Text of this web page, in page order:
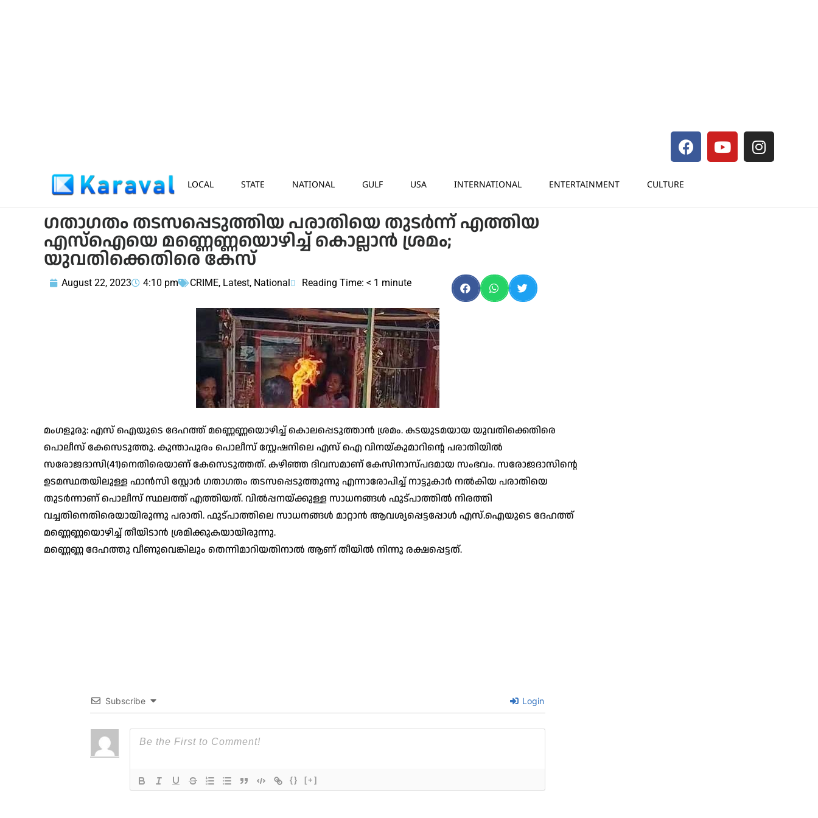
LOCAL STATE NATIONAL GULF USA INTERNATIONAL ENTERTAINMENT CULTURE
ഗതാഗതം തടസപ്പെടുത്തിയ പരാതിയെ തുടര്‍ന്ന് എത്തിയ
എസ്ഐയെ മണ്ണെണ്ണയൊഴിച്ച് കൊല്ലാന്‍ ശ്രമം;
യുവതിക്കെതിരെ കേസ്
August 22, 2023 4:10 pm CRIME, Latest, National Reading Time: < 1 minute
മംഗളൂരു: എസ് ഐയുടെ ദേഹത്ത് മണ്ണെണ്ണയൊഴിച്ച് കൊലപ്പെടുത്താന്‍ ശ്രമം. കടയുടമയായ യുവതിക്കെതിരെ
പൊലീസ് കേസെടുത്തു. കുന്താപുരം പൊലീസ് സ്റ്റേഷനിലെ എസ് ഐ വിനയ്കുമാറിന്റെ പരാതിയില്‍
സരോജദാസി(41)നെതിരെയാണ് കേസെടുത്തത്. കഴിഞ്ഞ ദിവസമാണ് കേസിനാസ്പദമായ സംഭവം. സരോജദാസിന്റെ
ഉടമസ്ഥതയിലുള്ള ഫാന്‍സി സ്റ്റോര്‍ ഗതാഗതം തടസപ്പെടുത്തുന്നു എന്നാരോപിച്ച് നാട്ടുകാര്‍ നല്‍കിയ പരാതിയെ
തുടര്‍ന്നാണ് പൊലീസ് സ്ഥലത്ത് എത്തിയത്. വില്‍പ്പനയ്ക്കുള്ള സാധനങ്ങള്‍ ഫുട്പാത്തില്‍ നിരത്തി
വച്ചതിനെതിരെയായിരുന്നു പരാതി. ഫുട്പാത്തിലെ സാധനങ്ങള്‍ മാറ്റാന്‍ ആവശ്യപ്പെട്ടപ്പോള്‍ എസ്.ഐയുടെ ദേഹത്ത്
മണ്ണെണ്ണയൊഴിച്ച് തീയിടാന്‍ ശ്രമിക്കുകയായിരുന്നു.
മണ്ണെണ്ണ ദേഹത്തു വീണുവെങ്കിലും തെന്നിമാറിയതിനാല്‍ ആണ് തീയില്‍ നിന്നു രക്ഷപ്പെട്ടത്.
Subscribe Login
{} [+]